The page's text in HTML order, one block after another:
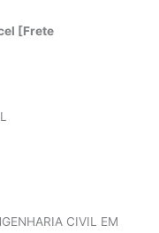
[Frete
CIVIL EM